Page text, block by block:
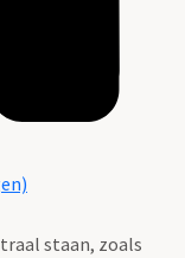
staan, zoals